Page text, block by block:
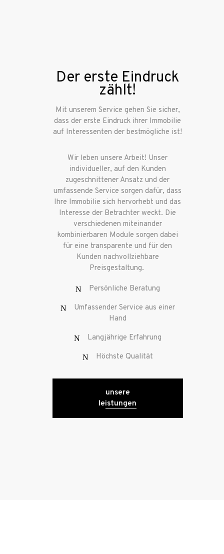
Der erste Eindruck
zählt!
Mit unserem Service gehen Sie sicher,
dass der erste Eindruck ihrer Immobilie
auf Interessenten der bestmögliche ist!
Wir leben unsere Arbeit! Unser
individueller, auf den Kunden
zugeschnittener Ansatz und der
umfassende Service sorgen dafür, dass
Ihre Immobilie sich hervorhebt und das
Interesse der Betrachter weckt. Die
verschiedenen miteinander
kombinierbaren Module sorgen dabei
für eine transparente und für den
Kunden nachvollziehbare
Preisgestaltung.
Persönliche Beratung
Umfassender Service aus einer
Hand
Langjährige Erfahrung
Höchste Qualität
unsere
leistungen